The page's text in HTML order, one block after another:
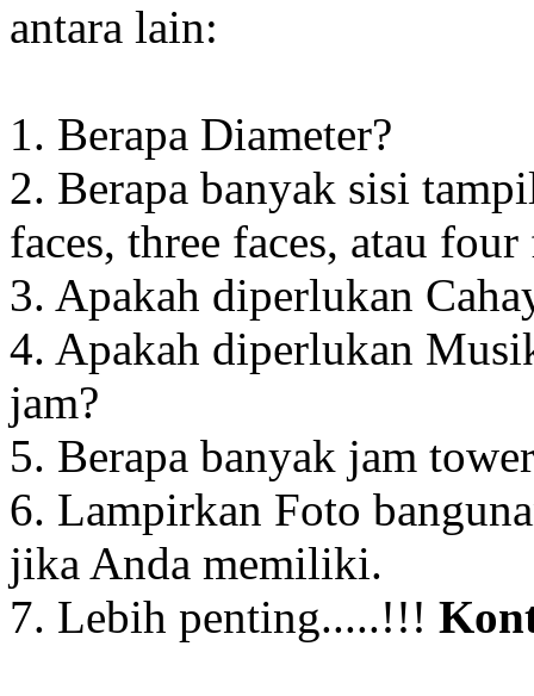
antara lain:
1. Berapa Diameter?
2. Berapa banyak sisi
faces, three faces, atau four
3. Apakah diperlukan
4. Apakah diperlukan
jam?
5. Berapa banyak jam
6. Lampirkan Foto
jika Anda memiliki.
7. Lebih penting.....!!!